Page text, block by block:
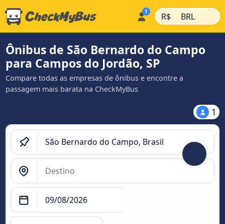
R$ | BRL |
Ônibus de São Bernardo do Campo
para Campos do Jordão, SP
Compare todas as empresas de ônibus e encontre a
passagem mais barata na CheckMyBus
1